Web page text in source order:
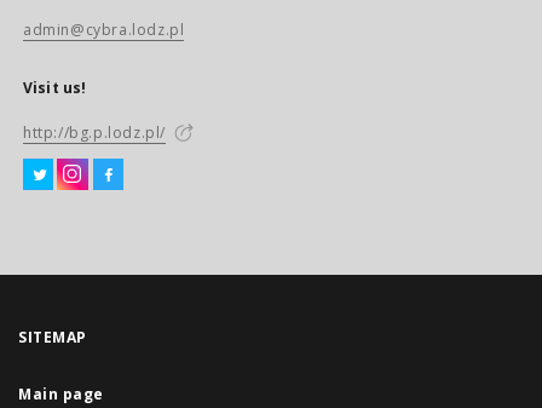
admin@cybra.lodz.pl
Visit us!
http://bg.p.lodz.pl/
SITEMAP
Main page